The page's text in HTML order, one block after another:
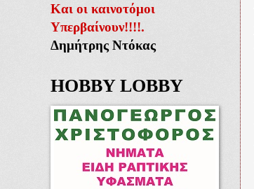
Και οι καινοτόμοι
Υπερβαίνουν!!!!.
Δημήτρης Ντόκας
HOBBY LOBBY